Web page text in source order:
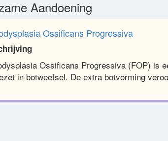
Aandoening
Ossificans Progressiva
Ossificans Progressiva (FOP) is
in botweefsel. De extra botvorming